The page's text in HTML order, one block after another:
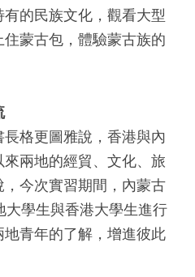
的民族文化，觀看大型
蒙古包，體驗蒙古族的
格更圖雅說，香港與內
兩地的經貿、文化、旅
今次實習期間，內蒙古
大學生與香港大學生進行
青年的了解，增進彼此